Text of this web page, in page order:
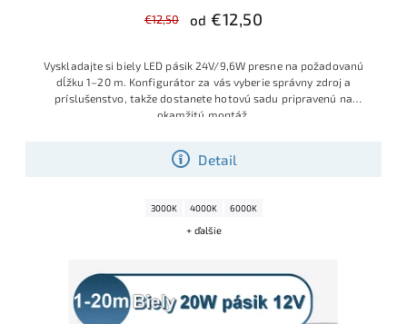
€12,50 od €12,50
Detail
Vyskladajte si biely LED pásik 24V/9,6W presne na požadovanú
dĺžku 1–20 m. Konfigurátor za vás vyberie správny zdroj a
príslušenstvo, takže dostanete hotovú sadu pripravenú na
okamžitú montáž
3000K 4000K 6000K
+ ďalšie